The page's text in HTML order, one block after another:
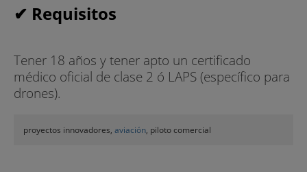
✔ Requisitos
Tener 18 años y tener apto un certificado
médico oficial de clase 2 ó LAPS (específico para
drones).
proyectos innovadores, aviación, piloto comercial